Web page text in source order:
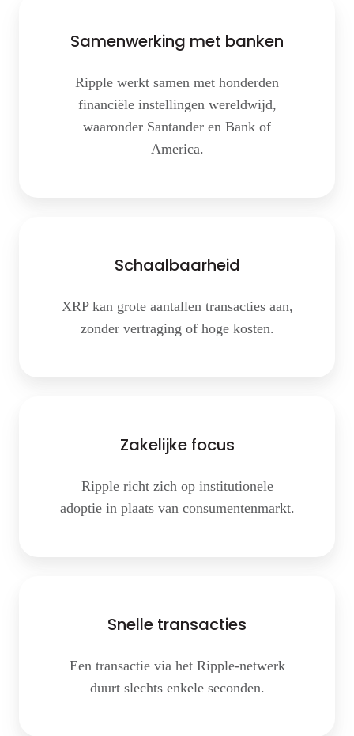
Samenwerking met banken
Ripple werkt samen met honderden
financiële instellingen wereldwijd,
waaronder Santander en Bank of
America.
Schaalbaarheid
XRP kan grote aantallen transacties aan,
zonder vertraging of hoge kosten.
Zakelijke focus
Ripple richt zich op institutionele
adoptie in plaats van consumentenmarkt.
Snelle transacties
Een transactie via het Ripple-netwerk
duurt slechts enkele seconden.